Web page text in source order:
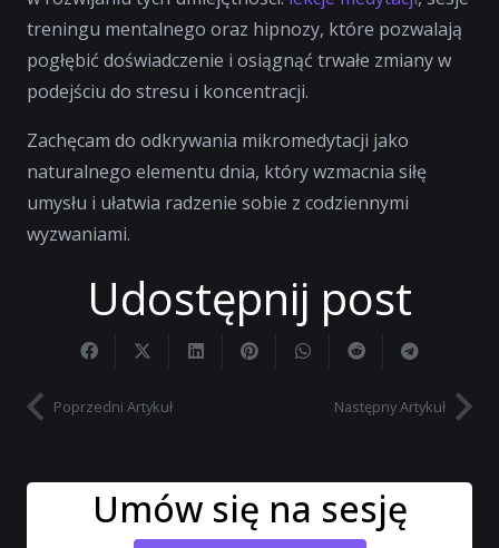
treningu mentalnego oraz hipnozy, które pozwalają
pogłębić doświadczenie i osiągnąć trwałe zmiany w
podejściu do stresu i koncentracji.
Zachęcam do odkrywania mikromedytacji jako
naturalnego elementu dnia, który wzmacnia siłę
umysłu i ułatwia radzenie sobie z codziennymi
wyzwaniami.
Udostępnij post
Poprzedni Artykuł Następny Artykuł
Umów się na sesję